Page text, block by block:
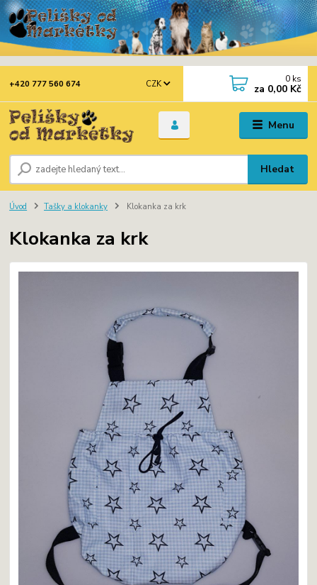
Menu
CZK
Hledat
+420 777 560 674 0 ks
za 0,00 Kč
Úvod Tašky a klokanky Klokanka za krk
Klokanka za krk